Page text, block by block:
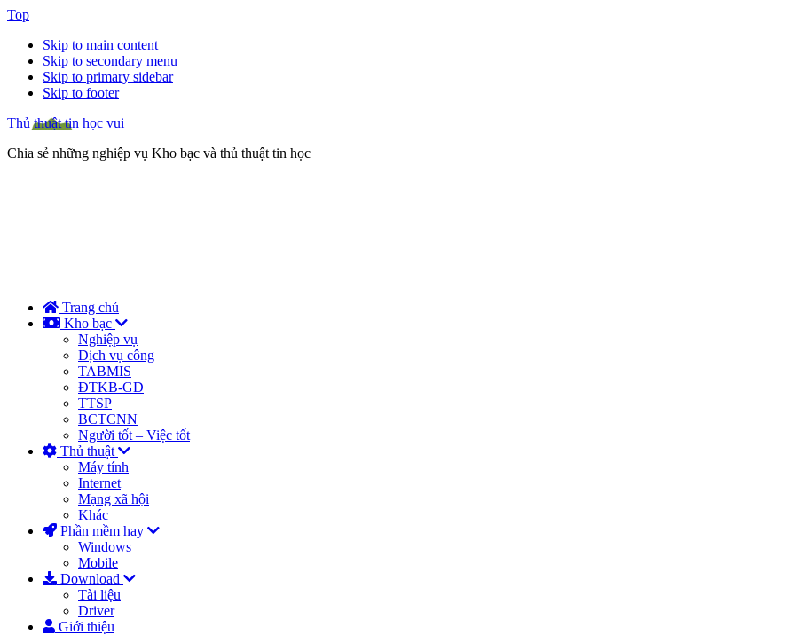
Top
Skip to main content
Skip to secondary menu
Skip to primary sidebar
Skip to footer
Thủ thuật tin học vui
Chia sẻ những nghiệp vụ Kho bạc và thủ thuật tin học
Trang chủ
Kho bạc
Nghiệp vụ
Dịch vụ công
TABMIS
ĐTKB-GD
TTSP
BCTCNN
Người tốt – Việc tốt
Thủ thuật
Máy tính
Internet
Mạng xã hội
Khác
Phần mềm hay
Windows
Mobile
Download
Tài liệu
Driver
Giới thiệu